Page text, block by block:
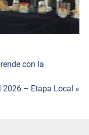
con la
2026 – Etapa Local »